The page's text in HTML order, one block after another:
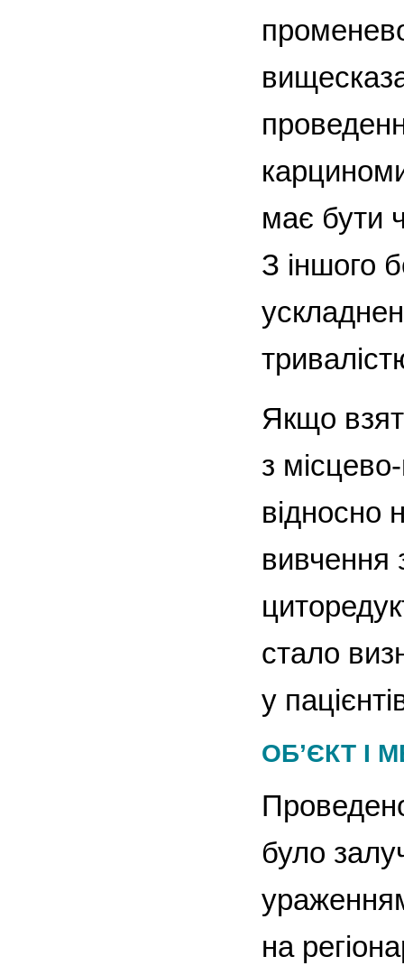
має бути
З іншого
Якщо
з
відносно
вивчення
стало
у
ОБ’ЄКТ І
було
на